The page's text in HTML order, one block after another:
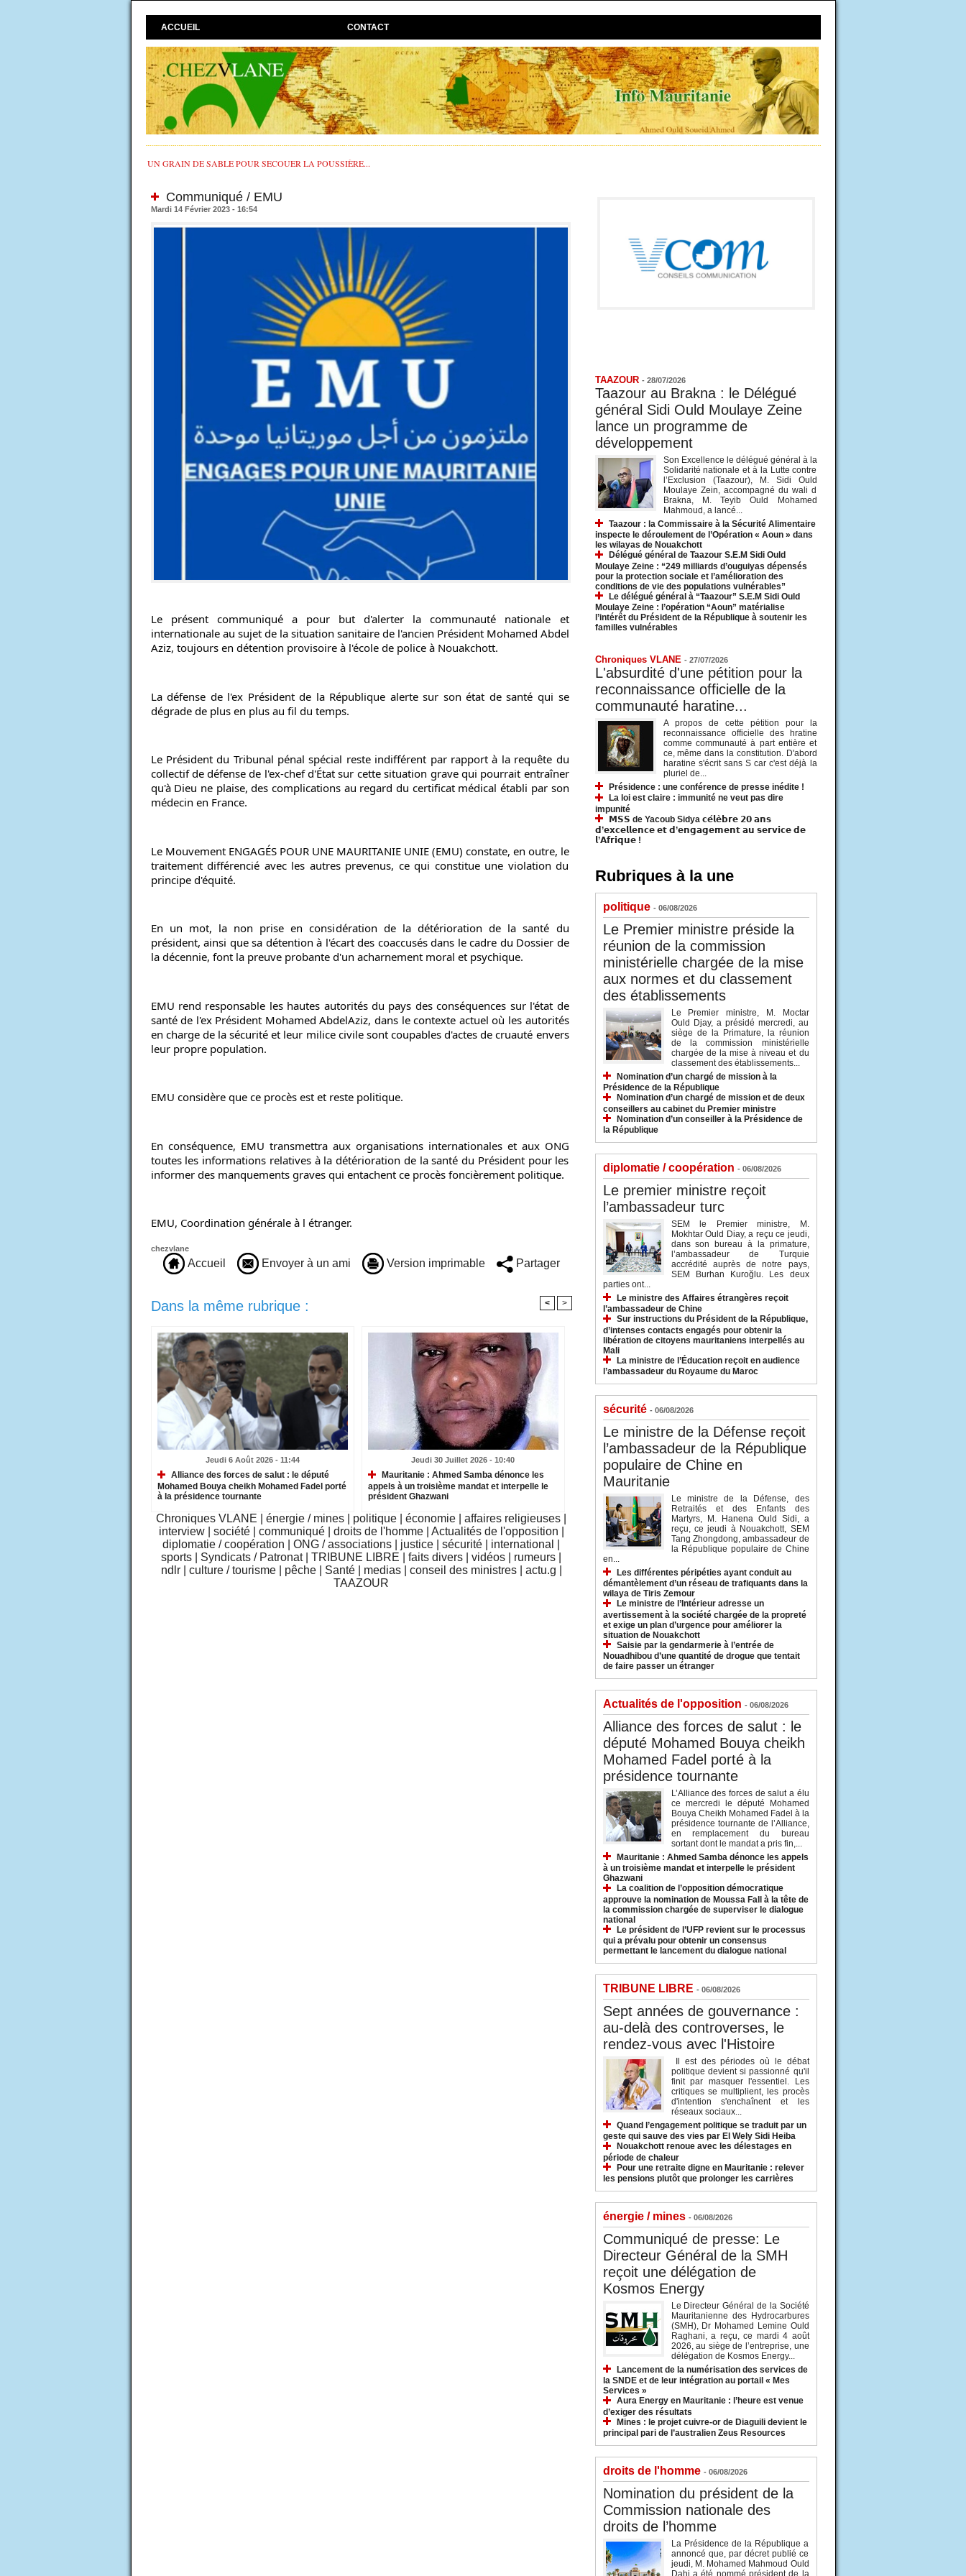
ACCUEIL CONTACT
UN GRAIN DE SABLE POUR SECOUER LA POUSSIÈRE...
Communiqué / EMU
Mardi 14 Février 2023 - 16:54
Le présent communiqué a pour but d'alerter la communauté nationale et
internationale au sujet de la situation sanitaire de l'ancien Président Mohamed Abdel
Aziz, toujours en détention provisoire à l'école de police à Nouakchott.
La défense de l'ex Président de la République alerte sur son état de santé qui se
dégrade de plus en plus au fil du temps.
Le Président du Tribunal pénal spécial reste indifférent par rapport à la requête du
collectif de défense de l'ex-chef d'État sur cette situation grave qui pourrait entraîner
qu'à Dieu ne plaise, des complications au regard du certificat médical établi par son
médecin en France.
Le Mouvement ENGAGÉS POUR UNE MAURITANIE UNIE (EMU) constate, en outre, le
traitement différencié avec les autres prevenus, ce qui constitue une violation du
principe d'équité.
En un mot, la non prise en considération de la détérioration de la santé du
président, ainsi que sa détention à l'écart des coaccusés dans le cadre du Dossier de
la décennie, font la preuve probante d'un acharnement moral et psychique.
EMU rend responsable les hautes autorités du pays des conséquences sur l'état de
santé de l'ex Président Mohamed AbdelAziz, dans le contexte actuel où les autorités
en charge de la sécurité et leur milice civile sont coupables d'actes de cruauté envers
leur propre population.
EMU considère que ce procès est et reste politique.
En conséquence, EMU transmettra aux organisations internationales et aux ONG
toutes les informations relatives à la détérioration de la santé du Président pour les
informer des manquements graves qui entachent ce procès foncièrement politique.
EMU, Coordination générale à l étranger.
chezvlane
Accueil Envoyer à un ami Version imprimable Partager
Dans la même rubrique : < >
Jeudi 6 Août 2026 - 11:44
Alliance des forces de salut : le député
Mohamed Bouya cheikh Mohamed Fadel porté
à la présidence tournante
Jeudi 30 Juillet 2026 - 10:40
Mauritanie : Ahmed Samba dénonce les
appels à un troisième mandat et interpelle le
président Ghazwani
Chroniques VLANE énergie / mines politique économie affaires religieuses
interview
société communiqué droits de l'homme Actualités de l'opposition
diplomatie / coopération
ONG / associations justice sécurité international
sports
Syndicats / Patronat TRIBUNE LIBRE faits divers vidéos rumeurs
ndlr
culture / tourisme pêche Santé medias conseil des ministres actu.g
TAAZOUR
TAAZOUR - 28/07/2026
Taazour au Brakna : le Délégué
général Sidi Ould Moulaye Zeine
lance un programme de
développement
Son Excellence le délégué général à la
Solidarité nationale et à la Lutte contre
l’Exclusion (Taazour), M. Sidi Ould
Moulaye Zein, accompagné du wali d
Brakna, M. Teyib Ould Mohamed
Mahmoud, a lancé...
Taazour : la Commissaire à la Sécurité Alimentaire
inspecte le déroulement de l’Opération « Aoun » dans
les wilayas de Nouakchott
Délégué général de Taazour S.E.M Sidi Ould
Moulaye Zeine : “249 milliards d’ouguiyas dépensés
pour la protection sociale et l’amélioration des
conditions de vie des populations vulnérables”
Le délégué général à “Taazour” S.E.M Sidi Ould
Moulaye Zeine : l’opération “Aoun” matérialise
l’intérêt du Président de la République à soutenir les
familles vulnérables
Chroniques VLANE - 27/07/2026
L'absurdité d'une pétition pour la
reconnaissance officielle de la
communauté haratine...
A propos de cette pétition pour la
reconnaissance officielle des hratine
comme communauté à part entière et
ce, même dans la constitution. D'abord
haratine s'écrit sans S car c'est déjà la
pluriel de...
Présidence : une conférence de presse inédite !
La loi est claire : immunité ne veut pas dire
impunité
𝗠𝗦𝗦 de Yacoub Sidya 𝗰𝗲́𝗹𝗲̀𝗯𝗿𝗲 𝟮𝟬 𝗮𝗻𝘀
𝗱’𝗲𝘅𝗰𝗲𝗹𝗹𝗲𝗻𝗰𝗲 𝗲𝘁 𝗱’𝗲𝗻𝗴𝗮𝗴𝗲𝗺𝗲𝗻𝘁 𝗮𝘂 𝘀𝗲𝗿𝘃𝗶𝗰𝗲 𝗱𝗲
𝗹’𝗔𝗳𝗿𝗶𝗾𝘂𝗲 !
Rubriques à la une
politique - 06/08/2026
Le Premier ministre préside la
réunion de la commission
ministérielle chargée de la mise
aux normes et du classement
des établissements
Le Premier ministre, M. Moctar
Ould Djay, a présidé mercredi, au
siège de la Primature, la réunion
de la commission ministérielle
chargée de la mise à niveau et du
classement des établissements...
Nomination d’un chargé de mission à la
Présidence de la République
Nomination d’un chargé de mission et de deux
conseillers au cabinet du Premier ministre
Nomination d’un conseiller à la Présidence de
la République
diplomatie / coopération - 06/08/2026
Le premier ministre reçoit
l’ambassadeur turc
SEM le Premier ministre, M.
Mokhtar Ould Diay, a reçu ce jeudi,
dans son bureau à la primature,
l’ambassadeur de Turquie
accrédité auprès de notre pays,
SEM Burhan Kuroğlu. Les deux
parties ont...
Le ministre des Affaires étrangères reçoit
l’ambassadeur de Chine
Sur instructions du Président de la République,
d’intenses contacts engagés pour obtenir la
libération de citoyens mauritaniens interpellés au
Mali
La ministre de l’Éducation reçoit en audience
l’ambassadeur du Royaume du Maroc
sécurité - 06/08/2026
Le ministre de la Défense reçoit
l’ambassadeur de la République
populaire de Chine en
Mauritanie
Le ministre de la Défense, des
Retraités et des Enfants des
Martyrs, M. Hanena Ould Sidi, a
reçu, ce jeudi à Nouakchott, SEM
Tang Zhongdong, ambassadeur de
la République populaire de Chine
en...
Les différentes péripéties ayant conduit au
démantèlement d’un réseau de trafiquants dans la
wilaya de Tiris Zemour
Le ministre de l’Intérieur adresse un
avertissement à la société chargée de la propreté
et exige un plan d’urgence pour améliorer la
situation de Nouakchott
Saisie par la gendarmerie à l’entrée de
Nouadhibou d’une quantité de drogue que tentait
de faire passer un étranger
Actualités de l'opposition - 06/08/2026
Alliance des forces de salut : le
député Mohamed Bouya cheikh
Mohamed Fadel porté à la
présidence tournante
L’Alliance des forces de salut a élu
ce mercredi le député Mohamed
Bouya Cheikh Mohamed Fadel à la
présidence tournante de l’Alliance,
en remplacement du bureau
sortant dont le mandat a pris fin,...
Mauritanie : Ahmed Samba dénonce les appels
à un troisième mandat et interpelle le président
Ghazwani
La coalition de l’opposition démocratique
approuve la nomination de Moussa Fall à la tête de
la commission chargée de superviser le dialogue
national
Le président de l’UFP revient sur le processus
qui a prévalu pour obtenir un consensus
permettant le lancement du dialogue national
TRIBUNE LIBRE - 06/08/2026
Sept années de gouvernance :
au-delà des controverses, le
rendez-vous avec l'Histoire
Il est des périodes où le débat
politique devient si passionné qu'il
finit par masquer l'essentiel. Les
critiques se multiplient, les procès
d'intention s'enchaînent et les
réseaux sociaux...
Quand l’engagement politique se traduit par un
geste qui sauve des vies par El Wely Sidi Heiba
Nouakchott renoue avec les délestages en
période de chaleur
Pour une retraite digne en Mauritanie : relever
les pensions plutôt que prolonger les carrières
énergie / mines - 06/08/2026
Communiqué de presse: Le
Directeur Général de la SMH
reçoit une délégation de
Kosmos Energy
Le Directeur Général de la Société
Mauritanienne des Hydrocarbures
(SMH), Dr Mohamed Lemine Ould
Raghani, a reçu, ce mardi 4 août
2026, au siège de l’entreprise, une
délégation de Kosmos Energy...
Lancement de la numérisation des services de
la SNDE et de leur intégration au portail « Mes
Services »
Aura Energy en Mauritanie : l’heure est venue
d’exiger des résultats
Mines : le projet cuivre-or de Diaguili devient le
principal pari de l’australien Zeus Resources
droits de l'homme - 06/08/2026
Nomination du président de la
Commission nationale des
droits de l’homme
La Présidence de la République a
annoncé que, par décret publié ce
jeudi, M. Mohamed Mahmoud Ould
Dahi a été nommé président de la